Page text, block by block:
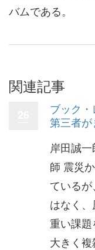
バムである。
関連記事
ブック
第三者
岸田誠
師 震災
ている
はなく
重い課
大きく